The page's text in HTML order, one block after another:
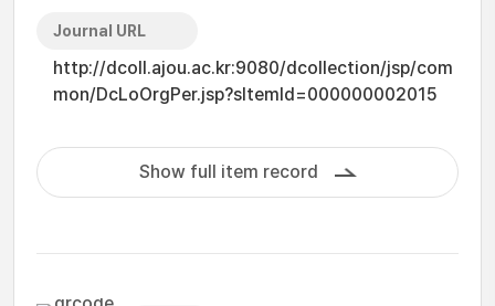
Journal URL
http://dcoll.ajou.ac.kr:9080/dcollection/jsp/com
mon/DcLoOrgPer.jsp?sItemId=000000002015
Show full item record